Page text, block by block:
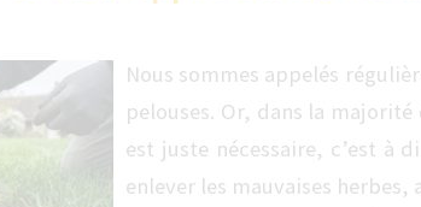
Nous sommes appelés
pelouses. Or, dans la
est juste nécessaire, c’est à
enlever les mauvaises herbes,